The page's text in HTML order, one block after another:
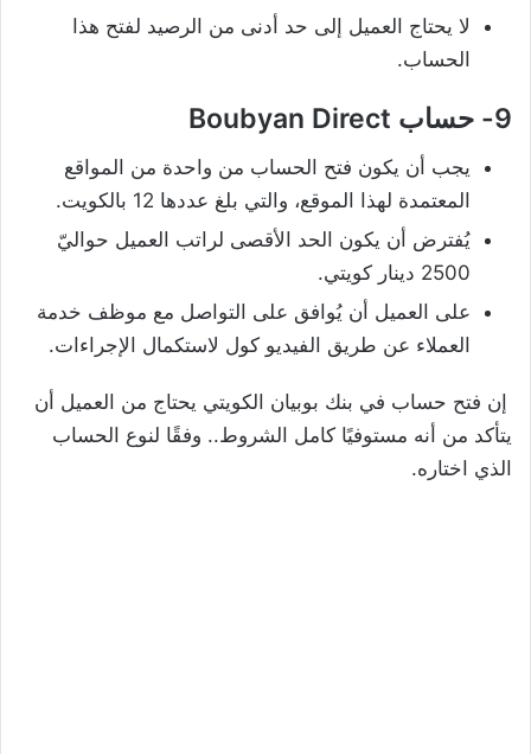
لا يحتاج العميل إلى حد أدنى من الرصيد لفتح هذا
الحساب.
9- حساب Boubyan Direct
يجب أن يكون فتح الحساب من واحدة من المواقع
المعتمدة لهذا الموقع، والتي بلغ عددها 12 بالكويت.
يُفترض أن يكون الحد الأقصى لراتب العميل حواليّ
2500 دينار كويتي.
على العميل أن يُوافق على التواصل مع موظف خدمة
العملاء عن طريق الفيديو كول لاستكمال الإجراءات.
إن فتح حساب في بنك بوبيان الكويتي يحتاج من العميل أن
يتأكد من أنه مستوفيًا كامل الشروط.. وفقًا لنوع الحساب
الذي اختاره.